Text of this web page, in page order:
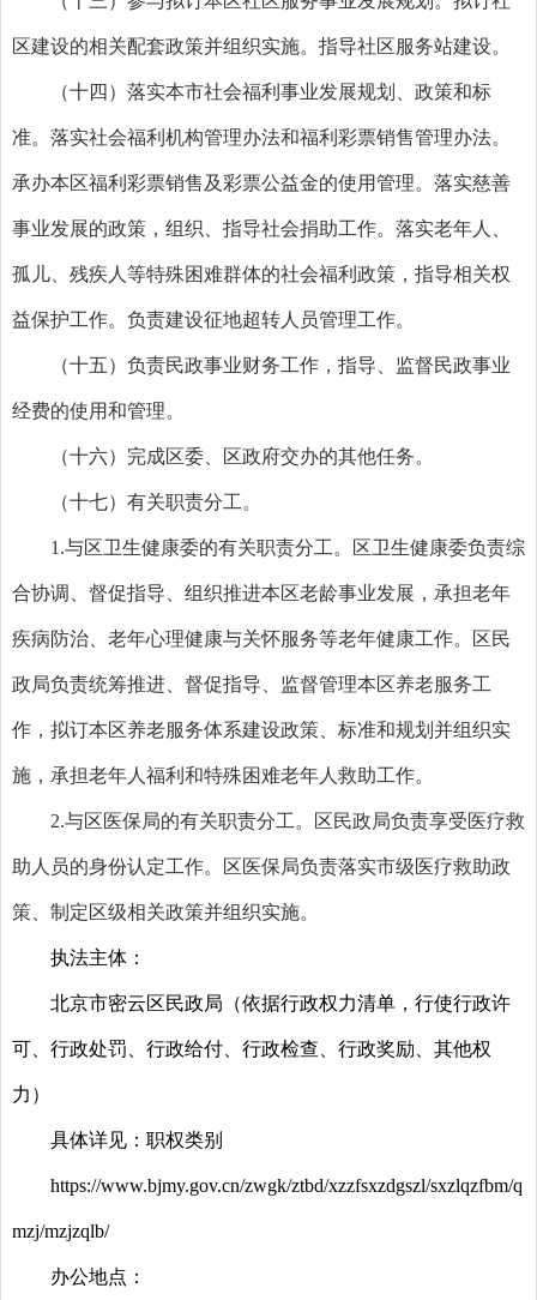
区建设的相关配套政策并组织实施。指导社区服务站建设。
（十四）落实本市社会福利事业发展规划、政策和标
准。落实社会福利机构管理办法和福利彩票销售管理办法。
承办本区福利彩票销售及彩票公益金的使用管理。落实慈善
事业发展的政策，组织、指导社会捐助工作。落实老年人、
孤儿、残疾人等特殊困难群体的社会福利政策，指导相关权
益保护工作。负责建设征地超转人员管理工作。
（十五）负责民政事业财务工作，指导、监督民政事业
经费的使用和管理。
（十六）完成区委、区政府交办的其他任务。
（十七）有关职责分工。
1.与区卫生健康委的有关职责分工。区卫生健康委负责综
合协调、督促指导、组织推进本区老龄事业发展，承担老年
疾病防治、老年心理健康与关怀服务等老年健康工作。区民
政局负责统筹推进、督促指导、监督管理本区养老服务工
作，拟订本区养老服务体系建设政策、标准和规划并组织实
施，承担老年人福利和特殊困难老年人救助工作。
2.与区医保局的有关职责分工。区民政局负责享受医疗救
助人员的身份认定工作。区医保局负责落实市级医疗救助政
策、制定区级相关政策并组织实施。
执法主体：
北京市密云区民政局（依据行政权力清单，行使行政许
可、行政处罚、行政给付、行政检查、行政奖励、其他权
力）
具体详见：职权类别
https://www.bjmy.gov.cn/zwgk/ztbd/xzzfsxzdgszl/sxzlqzfbm/q
mzj/mzjzqlb/
办公地点：